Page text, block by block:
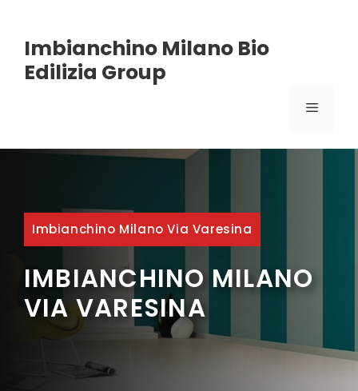
contenuto
Imbianchino Milano Bio
Edilizia Group
MENU
Imbianchino Milano Via Varesina
IMBIANCHINO MILANO
VIA VARESINA